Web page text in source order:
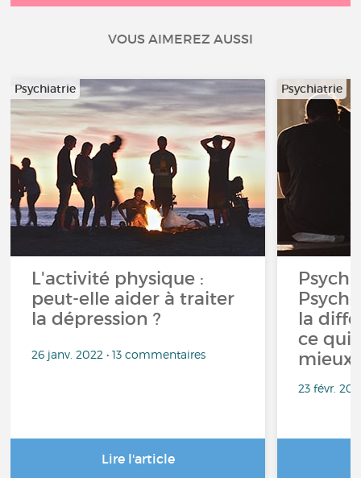
VOUS AIMEREZ AUSSI
Psychiatrie
L'activité physique :
peut-elle aider à traiter
la dépression ?
26 janv. 2022 • 13 commentaires
Lire l'article
Psychiatrie
la
ce qui
mieux
23 févr.